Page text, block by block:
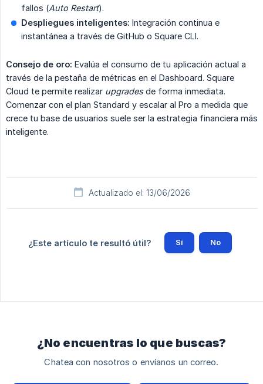
fallos (Auto Restart).
Despliegues inteligentes: Integración continua e
instantánea a través de GitHub o Square CLI.
Consejo de oro: Evalúa el consumo de tu aplicación actual a
través de la pestaña de métricas en el Dashboard. Square
Cloud te permite realizar upgradesde forma inmediata.
Comenzar con el plan Standard y escalar al Pro a medida que
crece tu base de usuarios suele ser la estrategia financiera más
inteligente.
Actualizado el: 13/06/2026
¿Este artículo te resultó útil? Sí No
¿No encuentras lo que buscas?
Chatea con nosotros o envíanos un correo.